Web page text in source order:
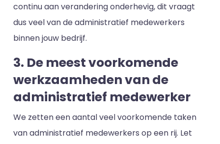
continu aan verandering onderhevig, dit vraagt
dus veel van de administratief medewerkers
binnen jouw bedrijf.
3. De meest voorkomende
werkzaamheden van de
administratief medewerker
We zetten een aantal veel voorkomende taken
van administratief medewerkers op een rij. Let